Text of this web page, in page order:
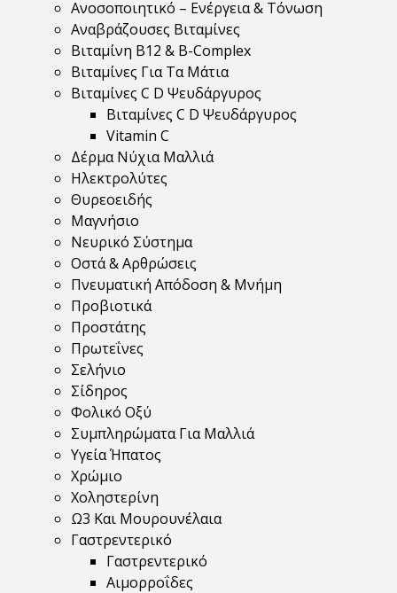
Ανοσοποιητικό – Ενέργεια & Τόνωση
Αναβράζουσες Βιταμίνες
Βιταμίνη B12 & Β-Complex
Βιταμίνες Για Τα Μάτια
Βιταμίνες C D Ψευδάργυρος
Βιταμίνες C D Ψευδάργυρος
Vitamin C
Δέρμα Νύχια Μαλλιά
Ηλεκτρολύτες
Θυρεοειδής
Μαγνήσιο
Νευρικό Σύστημα
Οστά & Αρθρώσεις
Πνευματική Απόδοση & Μνήμη
Προβιοτικά
Προστάτης
Πρωτεΐνες
Σελήνιο
Σίδηρος
Φολικό Οξύ
Συμπληρώματα Για Μαλλιά
Υγεία Ήπατος
Χρώμιο
Χοληστερίνη
Ω3 Και Μουρουνέλαια
Γαστρεντερικό
Γαστρεντερικό
Αιμορροΐδες